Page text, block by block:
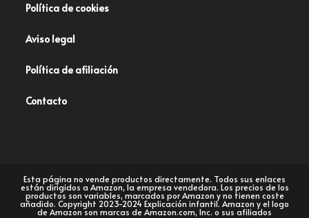
Política de cookies
Aviso legal
Política de afiliación
Contacto
Esta página no vende productos directamente. Todos sus enlaces
están dirigidos a Amazon, la empresa vendedora. Los precios de los
productos son variables, marcados por Amazon y no tienen coste
añadido. Copyright 2023-2024 Explicación infantil. Amazon y el logo
de Amazon son marcas de Amazon.com, Inc. o sus afiliados